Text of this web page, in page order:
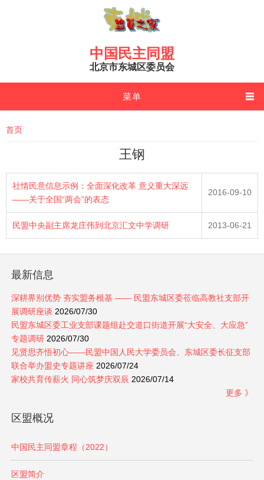
中国民主同盟
北京市东城区委员会
菜单
You are here
首页
王钢
社情民意信息示例：全面深化改革 意义重大深远
——关于全国“两会”的表态
2016-09-10
民盟中央副主席龙庄伟到北京汇文中学调研 2013-06-21
最新信息
深耕界别优势 夯实盟务根基 —— 民盟东城区委莅临高教社支部开
展调研座谈 2026/07/30
民盟东城区委工业支部课题组赴交道口街道开展“大安全、大应急”
专题调研2026/07/30
见贤思齐悟初心——民盟中国人民大学委员会、东城区委长征支部
联合举办盟史专题讲座 2026/07/24
家校共育传薪火 同心筑梦庆双辰 2026/07/14
更多 》
区盟概况
中国民主同盟章程（2022）
区盟简介